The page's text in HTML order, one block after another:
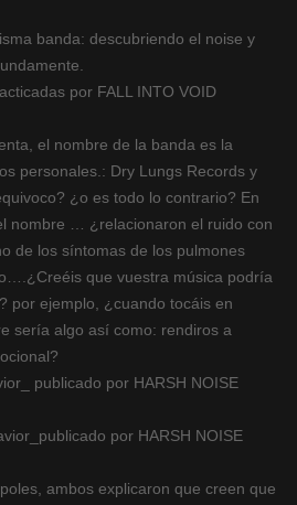
banda: descubriendo el noise y
por FALL INTO VOID
el nombre de la banda es la
personales.: Dry Lungs Records y
¿o es todo lo contrario? En
nombre … ¿relacionaron el ruido con
de los síntomas de los pulmones
que vuestra música podría
por ejemplo, ¿cuando tocáis en
sería algo así como: rendiros a
publicado por HARSH NOISE
por HARSH NOISE
ambos explicaron que creen que